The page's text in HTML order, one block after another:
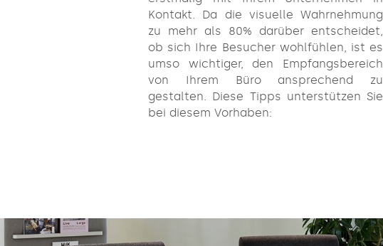
Kontakt. Da die visuelle Wahrnehmung
zu mehr als 80% darüber entscheidet,
ob sich Ihre Besucher wohlfühlen, ist es
umso wichtiger, den Empfangsbereich
von Ihrem Büro ansprechend zu
gestalten. Diese Tipps unterstützen Sie
bei diesem Vorhaben: